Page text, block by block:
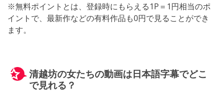
※無料ポイントとは、登録時にもらえる1P＝1円相当のポ
イントで、最新作などの有料作品も0円で見ることができ
ます。
清越坊の女たちの動画は日本語字幕でどこ
で見れる？